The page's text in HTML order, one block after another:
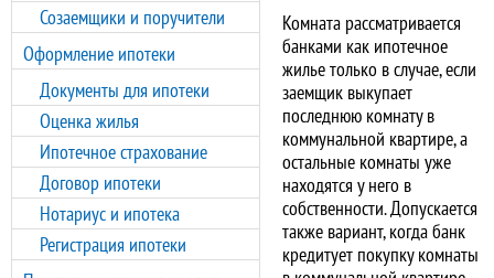
Созаемщики и поручители
Оформление ипотеки
Документы для ипотеки
Оценка жилья
Ипотечное страхование
Договор ипотеки
Нотариус и ипотека
Регистрация ипотеки
Комната рассматривается
банками как ипотечное
жилье только в случае, если
заемщик выкупает
последнюю комнату в
коммунальной квартире, а
остальные комнаты уже
находятся у него в
собственности. Допускается
также вариант, когда банк
кредитует покупку комнаты